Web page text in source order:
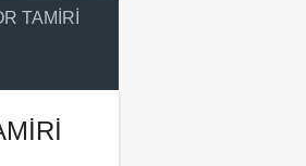
TAMIRI